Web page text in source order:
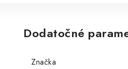
Dodatočné
Značka